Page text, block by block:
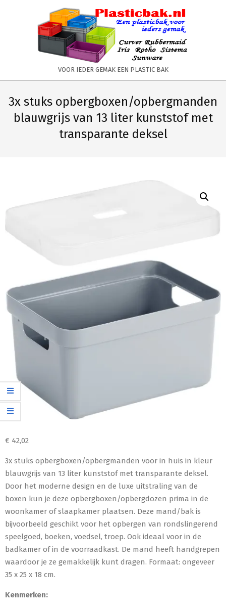
PLASTICBAK.NL
VOOR IEDER GEMAK EEN PLASTIC BAK
Navigation
Menu
Navigation
Menu
3x stuks opbergboxen/opbergmanden
blauwgrijs van 13 liter kunststof met
transparante deksel
€ 42,02
3x stuks opbergboxen/opbergmanden voor in huis in kleur
blauwgrijs van 13 liter kunststof met transparante deksel.
Door het moderne design en de luxe uitstraling van de
boxen kun je deze opbergboxen/opbergdozen prima in de
woonkamer of slaapkamer plaatsen. Deze mand/bak is
bijvoorbeeld geschikt voor het opbergen van rondslingerend
speelgoed, boeken, voedsel, troep. Ook ideaal voor in de
badkamer of in de voorraadkast. De mand heeft handgrepen
waardoor je ze gemakkelijk kunt dragen. Formaat: ongeveer
35 x 25 x 18 cm.
Kenmerken: